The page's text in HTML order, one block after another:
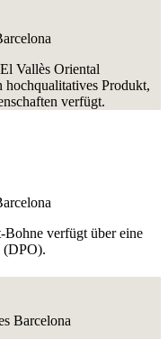
Vallès Oriental
hochqualitatives Produkt,
verfügt.
verfügt über eine
(DPO).
Barcelona